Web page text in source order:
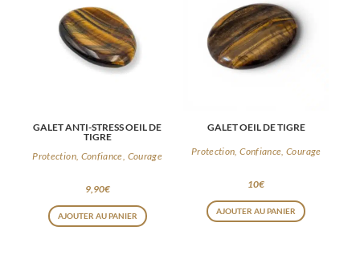
GALET ANTI-STRESS OEIL DE
TIGRE
Protection, Confiance, Courage
9,90€
AJOUTER AU PANIER
GALET OEIL DE TIGRE
Protection, Confiance, Courage
10€
AJOUTER AU PANIER